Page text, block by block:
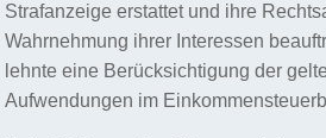
Strafanzeige erstattet und ihre
Wahrnehmung ihrer Interessen
lehnte eine Berücksichtigung der
Aufwendungen im